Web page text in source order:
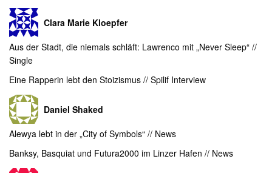
Clara Marie Kloepfer
Aus der Stadt, die niemals schläft: Lawrenco mit „Never Sleep“ //
Single
Eine Rapperin lebt den Stoizismus // Spilif Interview
Daniel Shaked
Alewya lebt in der „City of Symbols“ // News
Banksy, Basquiat und Futura2000 im Linzer Hafen // News